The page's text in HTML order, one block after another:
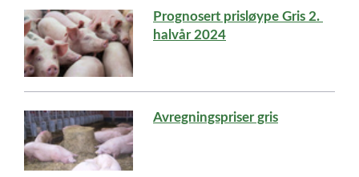
Prognosert prisløype Gris 2.
halvår 2024
Avregningspriser gris